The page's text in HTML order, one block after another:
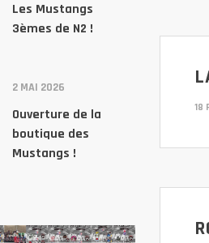
18
Les Mustangs
3èmes de N2 !
2 MAI 2026
Ouverture de la
boutique des
Mustangs !